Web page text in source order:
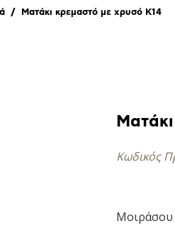
Ματάκι κρεμαστό με χρυσό Κ14
Κωδικός
Μοιράσου